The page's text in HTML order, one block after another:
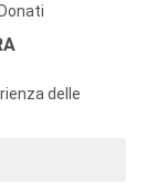
delle